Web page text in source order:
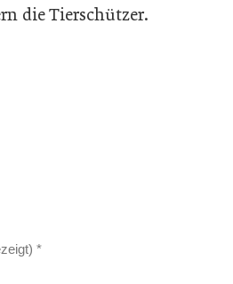
die Tierschützer.